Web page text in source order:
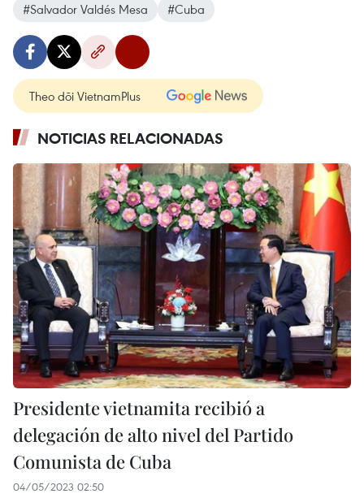
#Salvador Valdés Mesa
#Cuba
Theo dõi VietnamPlus
NOTICIAS RELACIONADAS
Presidente vietnamita recibió a
delegación de alto nivel del Partido
Comunista de Cuba
04/05/2023 02:50